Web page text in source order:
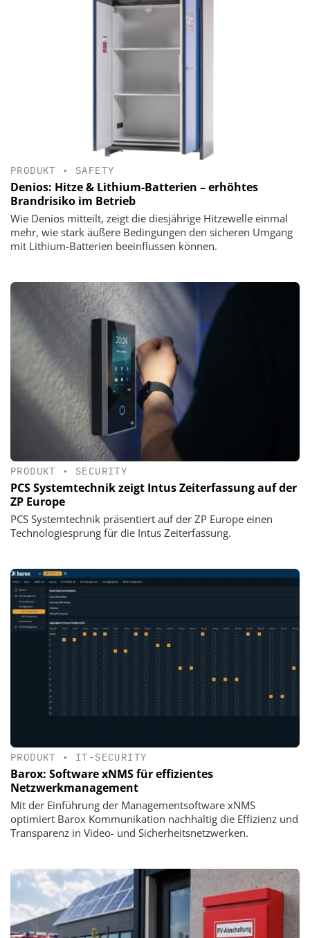
PRODUKT • SAFETY
Denios: Hitze & Lithium-Batterien – erhöhtes
Brandrisiko im Betrieb
Wie Denios mitteilt, zeigt die diesjährige Hitzewelle einmal
mehr, wie stark äußere Bedingungen den sicheren Umgang
mit Lithium-Batterien beeinflussen können.
PRODUKT • SECURITY
PCS Systemtechnik zeigt Intus Zeiterfassung auf der
ZP Europe
PCS Systemtechnik präsentiert auf der ZP Europe einen
Technologiesprung für die Intus Zeiterfassung.
PRODUKT • IT-SECURITY
Barox: Software xNMS für effizientes
Netzwerkmanagement
Mit der Einführung der Managementsoftware xNMS
optimiert Barox Kommunikation nachhaltig die Effizienz und
Transparenz in Video- und Sicherheitsnetzwerken.